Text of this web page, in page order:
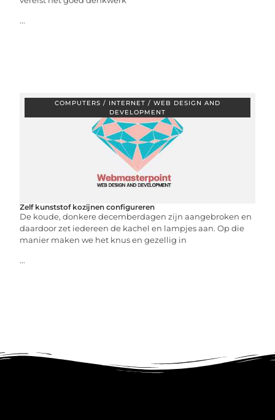
...
COMPUTERS / INTERNET / WEB DESIGN AND
DEVELOPMENT
Zelf kunststof kozijnen configureren
De koude, donkere decemberdagen zijn aangebroken en
daardoor zet iedereen de kachel en lampjes aan. Op die
manier maken we het knus en gezellig in
...